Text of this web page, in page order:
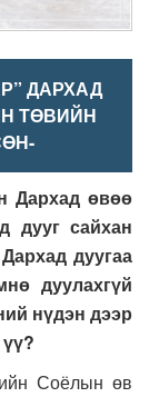
ДАРХАД
ТӨВИЙН
Дархад өвөө
дууг сайхан
дуугаа
дуулахгүй
нүдэн дээр
Соёлын өв